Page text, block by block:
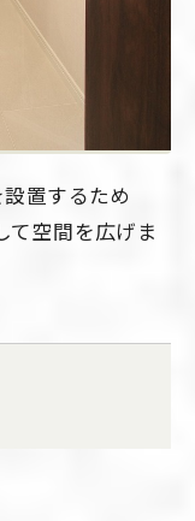
置するため
て空間を広げま